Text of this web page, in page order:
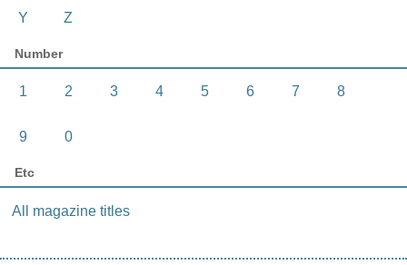
Y Z
Number
1 2 3 4 5 6 7 8
9 0
Etc
All magazine titles